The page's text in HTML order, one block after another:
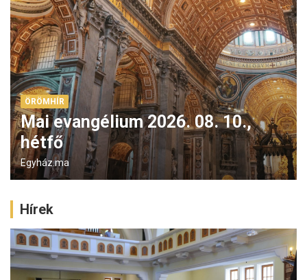
ÖRÖMHÍR
Mai evangélium 2026. 08. 10.,
hétfő
Egyház.ma
Hírek